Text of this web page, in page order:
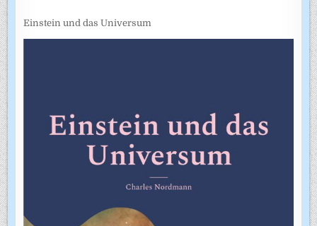
Einstein und das Universum